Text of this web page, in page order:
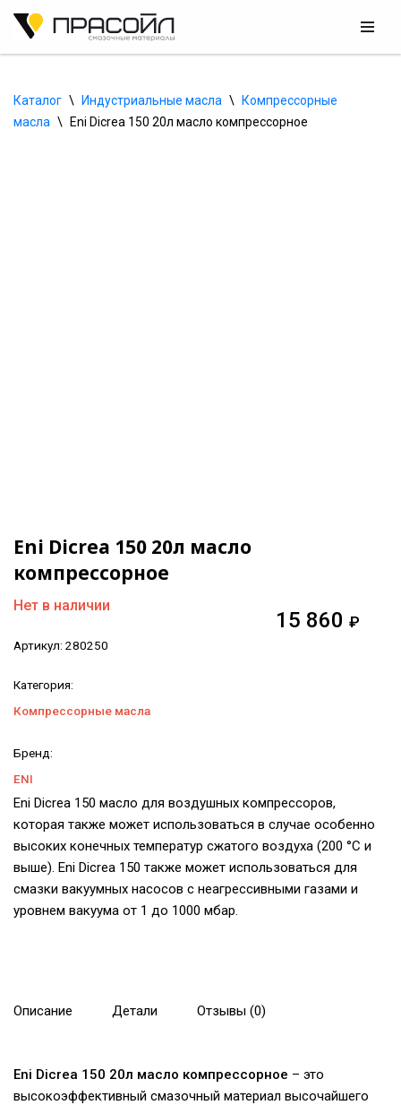
содержимому
Каталог \ Индустриальные масла \
Компрессорные
масла \ Eni Dicrea 150 20л масло компрессорное
Eni Dicrea 150 20л масло
компрессорное
15 860 ₽
Нет в наличии
Артикул: 280250
Категория:
Компрессорные масла
Бренд:
ENI
Eni Dicrea 150 масло для воздушных компрессоров,
которая также может использоваться в случае особенно
высоких конечных температур сжатого воздуха (200 °C и
выше). Eni Dicrea 150 также может использоваться для
смазки вакуумных насосов с неагрессивными газами и
уровнем вакуума от 1 до 1000 мбар.
Описание Детали Отзывы (0)
Eni Dicrea 150 20л масло компрессорное – это
высокоэффективный смазочный материал высочайшего